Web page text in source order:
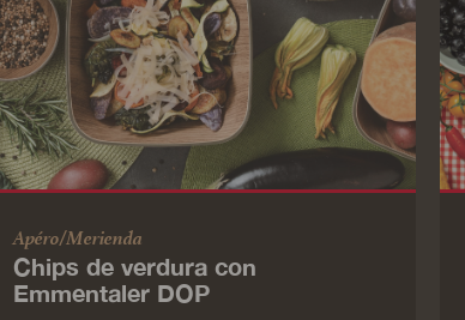
Apéro/Merienda
Chips de verdura con
Emmentaler DOP